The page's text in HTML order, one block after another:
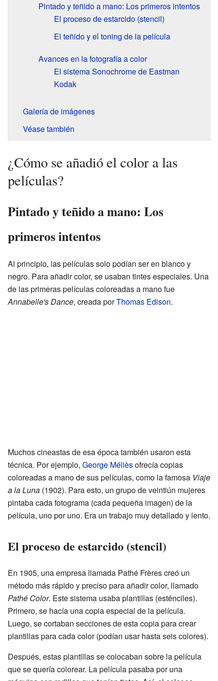
Pintado y teñido a mano: Los primeros intentos
El proceso de estarcido (stencil)
El teñido y el toning de la película
Avances en la fotografía a color
El sistema Sonochrome de Eastman
Kodak
Galería de imágenes
Véase también
¿Cómo se añadió el color a las
películas?
Pintado y teñido a mano: Los
primeros intentos
Al principio, las películas solo podían ser en blanco y
negro. Para añadir color, se usaban tintes especiales. Una
de las primeras películas coloreadas a mano fue
Annabelle's Dance, creada porThomas Edison.
Muchos cineastas de esa época también usaron esta
técnica. Por ejemplo, George Mélièsofrecía copias
coloreadas a mano de sus películas, como la famosa Viaje
a la Luna (1902). Para esto, un grupo de veintiún mujeres
pintaba cada fotograma (cada pequeña imagen) de la
película, uno por uno. Era un trabajo muy detallado y lento.
El proceso de estarcido (stencil)
En 1905, una empresa llamada Pathé Frères creó un
método más rápido y preciso para añadir color, llamado
Pathé Color. Este sistema usaba plantillas (esténciles).
Primero, se hacía una copia especial de la película.
Luego, se cortaban secciones de esta copia para crear
plantillas para cada color (podían usar hasta seis colores).
Después, estas plantillas se colocaban sobre la película
que se quería colorear. La película pasaba por una